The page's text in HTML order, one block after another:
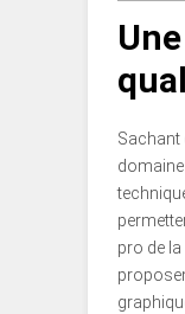
Sachant
pro de